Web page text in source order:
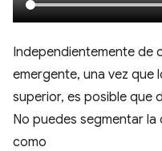
Independientemente de
emergente, una vez que
superior, es posible que
No puedes segmentar
como